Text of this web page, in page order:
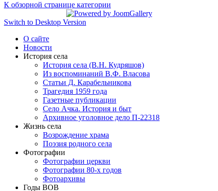
К обзорной странице категории
Switch to Desktop Version
О сайте
Новости
История села
История села (В.Н. Кудряшов)
Из воспоминаний В.Ф. Власова
Статьи Д. Карабельникова
Трагедия 1959 года
Газетные публикации
Село Ачка. История и быт
Архивное уголовное дело П-22318
Жизнь села
Возрождение храма
Поэзия родного села
Фотографии
Фотографии церкви
Фотографии 80-х годов
Фотоархивы
Годы ВОВ